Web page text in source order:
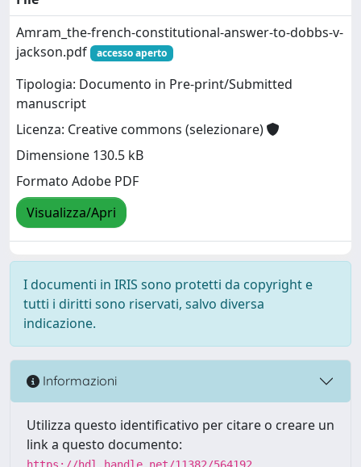
Amram_the-french-constitutional-answer-to-dobbs-v-
jackson.pdf
accesso aperto
Tipologia: Documento in Pre-print/Submitted
manuscript
Licenza: Creative commons (selezionare)
Dimensione 130.5 kB
Formato Adobe PDF
Visualizza/Apri
I documenti in IRIS sono protetti da copyright e
tutti i diritti sono riservati, salvo diversa
indicazione.
Informazioni
Utilizza questo identificativo per citare o creare un
link a questo documento: